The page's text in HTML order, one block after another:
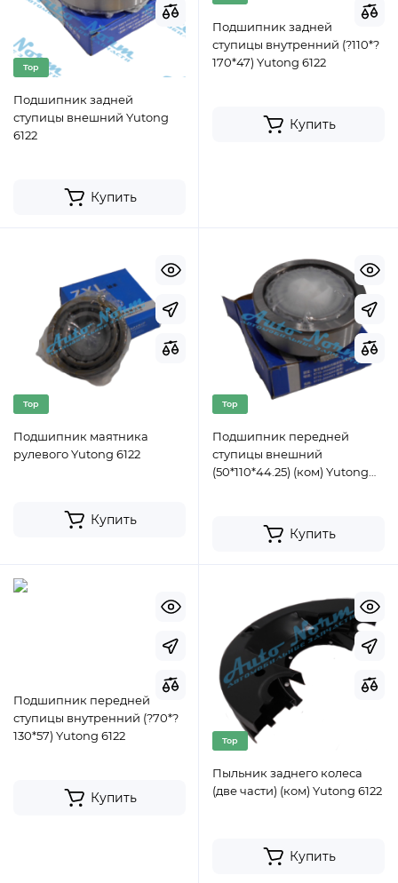
Top
Подшипник задней
ступицы внешний Yutong
6122
Купить
Подшипник задней
ступицы внутренний (?110*?
170*47) Yutong 6122
Купить
Top
Подшипник маятника
рулевого Yutong 6122
Купить
Top
Подшипник передней
ступицы внешний
(50*110*44.25) (ком) Yutong
Купить
Подшипник передней
ступицы внутренний (?70*?
130*57) Yutong 6122
Купить
Top
Пыльник заднего колеса
(две части) (ком) Yutong 6122
Купить